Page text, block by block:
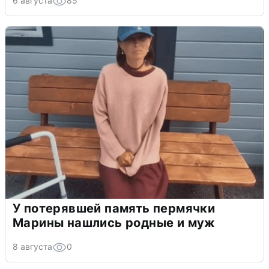
У потерявшей память пермячки
Марины нашлись родные и муж
8 августа 0